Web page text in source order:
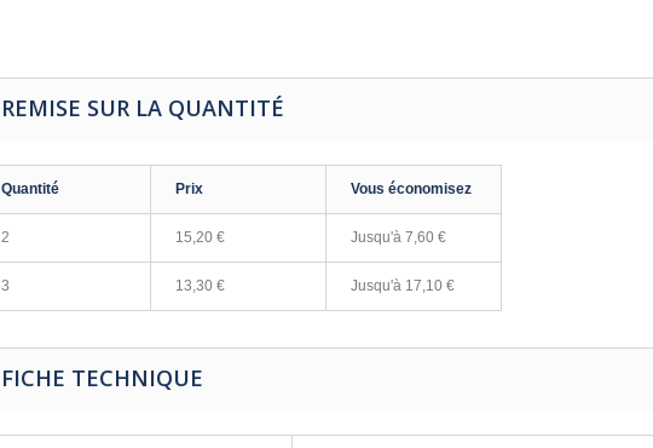
REMISE SUR LA QUANTITÉ
Quantité Prix Vous économisez
2 15,20 € Jusqu'à 7,60 €
3 13,30 € Jusqu'à 17,10 €
FICHE TECHNIQUE